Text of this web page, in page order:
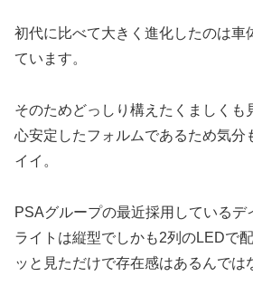
初代に比べて大きく進化したのは車
ています。
そのためどっしり構えたくましくも
心安定したフォルムであるため気分
イイ。
PSAグループの最近採用しているデ
ライトは縦型でしかも2列のLEDで
ッと見ただけで存在感はあるんでは